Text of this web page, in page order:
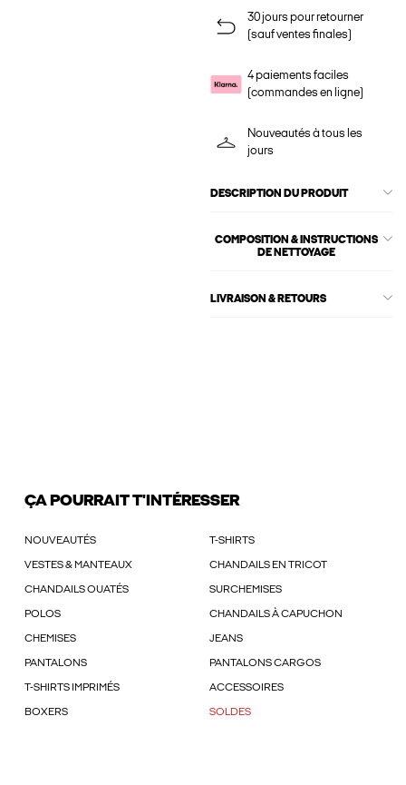
30 jours pour retourner
(sauf ventes finales)
4 paiements faciles
(commandes en ligne)
Nouveautés à tous les
jours
DESCRIPTION DU PRODUIT
COMPOSITION & INSTRUCTIONS
DE NETTOYAGE
LIVRAISON & RETOURS
ÇA POURRAIT T'INTÉRESSER
NOUVEAUTÉS T-SHIRTS
VESTES & MANTEAUX CHANDAILS EN TRICOT
CHANDAILS OUATÉS SURCHEMISES
POLOS CHANDAILS À CAPUCHON
CHEMISES JEANS
PANTALONS PANTALONS CARGOS
T-SHIRTS IMPRIMÉS ACCESSOIRES
BOXERS SOLDES